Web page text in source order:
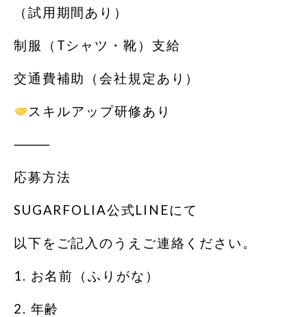
（試用期間あり）
制服（Tシャツ・靴）支給
交通費補助（会社規定あり）
スキルアップ研修あり
⸻
応募方法
SUGARFOLIA公式LINEにて
以下をご記入のうえご連絡ください。
1. お名前（ふりがな）
2. 年齢